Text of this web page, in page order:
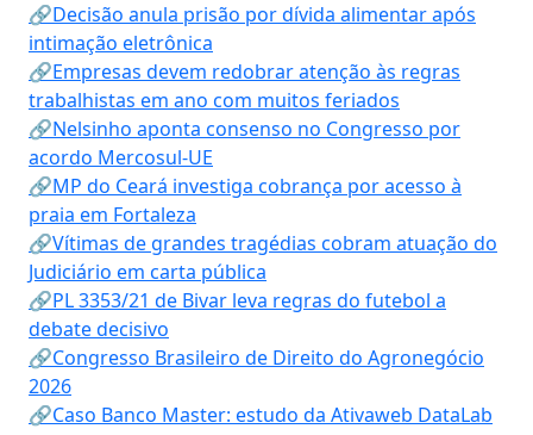
🔗Decisão anula prisão por dívida alimentar após
intimação eletrônica
🔗Empresas devem redobrar atenção às regras
trabalhistas em ano com muitos feriados
🔗Nelsinho aponta consenso no Congresso por
acordo Mercosul-UE
🔗MP do Ceará investiga cobrança por acesso à
praia em Fortaleza
🔗Vítimas de grandes tragédias cobram atuação do
Judiciário em carta pública
🔗PL 3353/21 de Bivar leva regras do futebol a
debate decisivo
🔗Congresso Brasileiro de Direito do Agronegócio
2026
🔗Caso Banco Master: estudo da Ativaweb DataLab